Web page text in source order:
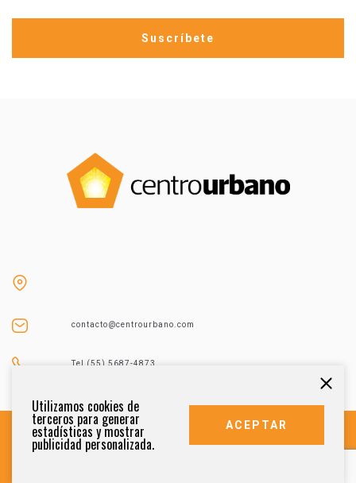
contacto@centrourbano.com
Tel (55) 5687-4873
Utilizamos cookies de
terceros para generar
estadísticas y mostrar
publicidad personalizada.
ACEPTAR